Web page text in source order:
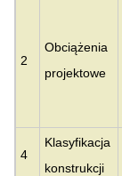
2
Obciążenia
projektowe
4
Klasyfikacja
konstrukcji